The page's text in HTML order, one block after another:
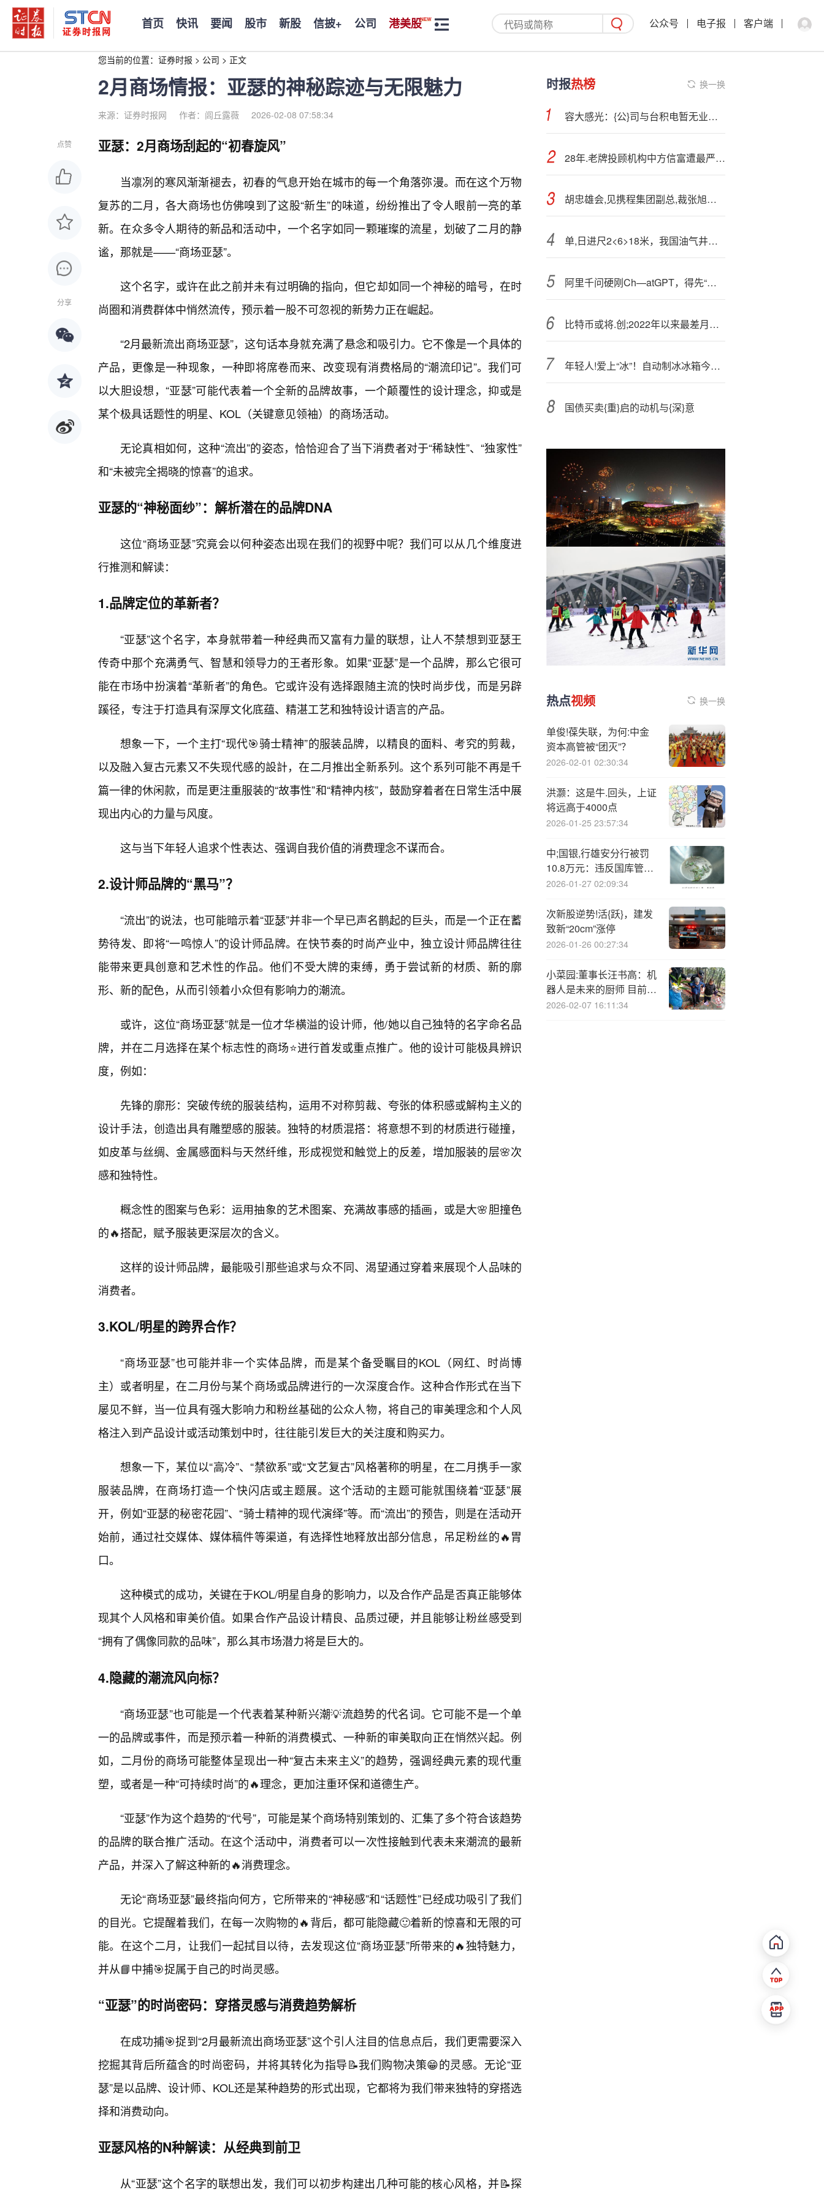
首页 快讯 要闻 股市 新股 信披+ 公司 港美股 公众号 电子报 客户端
您当前的位置： 证券时报 > 公司 > 正文
2月商场情报：亚瑟的神秘踪迹与无限魅力
来源：证券时报网 作者：闾丘露薇 2026-02-08 07:58:34
点赞
分享
亚瑟：2月商场刮起的“初春旋风”
当凛冽的寒风渐渐褪去，初春的气息开始在城市的每一个角落弥漫。而在这个万物
复苏的二月，各大商场也仿佛嗅到了这股“新生”的味道，纷纷推出了令人眼前一亮的革
新。在众多令人期待的新品和活动中，一个名字如同一颗璀璨的流星，划破了二月的静
谧，那就是——“商场亚瑟”。
这个名字，或许在此之前并未有过明确的指向，但它却如同一个神秘的暗号，在时
尚圈和消费群体中悄然流传，预示着一股不可忽视的新势力正在崛起。
“2月最新流出商场亚瑟”，这句话本身就充满了悬念和吸引力。它不像是一个具体的
产品，更像是一种现象，一种即将席卷而来、改变现有消费格局的“潮流印记”。我们可
以大胆设想，“亚瑟”可能代表着一个全新的品牌故事，一个颠覆性的设计理念，抑或是
某个极具话题性的明星、KOL（关键意见领袖）的商场活动。
无论真相如何，这种“流出”的姿态，恰恰迎合了当下消费者对于“稀缺性”、“独家性”
和“未被完全揭晓的惊喜”的追求。
亚瑟的“神秘面纱”：解析潜在的品牌DNA
这位“商场亚瑟”究竟会以何种姿态出现在我们的视野中呢？我们可以从几个维度进
行推测和解读：
1.品牌定位的革新者？
“亚瑟”这个名字，本身就带着一种经典而又富有力量的联想，让人不禁想到亚瑟王
传奇中那个充满勇气、智慧和领导力的王者形象。如果“亚瑟”是一个品牌，那么它很可
能在市场中扮演着“革新者”的角色。它或许没有选择跟随主流的快时尚步伐，而是另辟
蹊径，专注于打造具有深厚文化底蕴、精湛工艺和独特设计语言的产品。
想象一下，一个主打“现代🎯骑士精神”的服装品牌，以精良的面料、考究的剪裁，
以及融入复古元素又不失现代感的設計，在二月推出全新系列。这个系列可能不再是千
篇一律的休闲款，而是更注重服装的“故事性”和“精神内核”，鼓励穿着者在日常生活中展
现出内心的力量与风度。
这与当下年轻人追求个性表达、强调自我价值的消费理念不谋而合。
2.设计师品牌的“黑马”？
“流出”的说法，也可能暗示着“亚瑟”并非一个早已声名鹊起的巨头，而是一个正在蓄
势待发、即将“一鸣惊人”的设计师品牌。在快节奏的时尚产业中，独立设计师品牌往往
能带来更具创意和艺术性的作品。他们不受大牌的束缚，勇于尝试新的材质、新的廓
形、新的配色，从而引领着小众但有影响力的潮流。
或许，这位“商场亚瑟”就是一位才华横溢的设计师，他/她以自己独特的名字命名品
牌，并在二月选择在某个标志性的商场⭐进行首发或重点推广。他的设计可能极具辨识
度，例如：
先锋的廓形：突破传统的服装结构，运用不对称剪裁、夸张的体积感或解构主义的
设计手法，创造出具有雕塑感的服装。独特的材质混搭：将意想不到的材质进行碰撞，
如皮革与丝绸、金属感面料与天然纤维，形成视觉和触觉上的反差，增加服装的层🌸次
感和独特性。
概念性的图案与色彩：运用抽象的艺术图案、充满故事感的插画，或是大🌸胆撞色
的🔥搭配，赋予服装更深层次的含义。
这样的设计师品牌，最能吸引那些追求与众不同、渴望通过穿着来展现个人品味的
消费者。
3.KOL/明星的跨界合作？
“商场亚瑟”也可能并非一个实体品牌，而是某个备受瞩目的KOL（网红、时尚博
主）或者明星，在二月份与某个商场或品牌进行的一次深度合作。这种合作形式在当下
屡见不鲜，当一位具有强大影响力和粉丝基础的公众人物，将自己的审美理念和个人风
格注入到产品设计或活动策划中时，往往能引发巨大的关注度和购买力。
想象一下，某位以“高冷”、“禁欲系”或“文艺复古”风格著称的明星，在二月携手一家
服装品牌，在商场打造一个快闪店或主题展。这个活动的主题可能就围绕着“亚瑟”展
开，例如“亚瑟的秘密花园”、“骑士精神的现代演绎”等。而“流出”的预告，则是在活动开
始前，通过社交媒体、媒体稿件等渠道，有选择性地释放出部分信息，吊足粉丝的🔥胃
口。
这种模式的成功，关键在于KOL/明星自身的影响力，以及合作产品是否真正能够体
现其个人风格和审美价值。如果合作产品设计精良、品质过硬，并且能够让粉丝感受到
“拥有了偶像同款的品味”，那么其市场潜力将是巨大的。
4.隐藏的潮流风向标？
“商场亚瑟”也可能是一个代表着某种新兴潮💡流趋势的代名词。它可能不是一个单
一的品牌或事件，而是预示着一种新的消费模式、一种新的审美取向正在悄然兴起。例
如，二月份的商场可能整体呈现出一种“复古未来主义”的趋势，强调经典元素的现代重
塑，或者是一种“可持续时尚”的🔥理念，更加注重环保和道德生产。
“亚瑟”作为这个趋势的“代号”，可能是某个商场特别策划的、汇集了多个符合该趋势
的品牌的联合推广活动。在这个活动中，消费者可以一次性接触到代表未来潮流的最新
产品，并深入了解这种新的🔥消费理念。
无论“商场亚瑟”最终指向何方，它所带来的“神秘感”和“话题性”已经成功吸引了我们
的目光。它提醒着我们，在每一次购物的🔥背后，都可能隐藏🙂着新的惊喜和无限的可
能。在这个二月，让我们一起拭目以待，去发现这位“商场亚瑟”所带来的🔥独特魅力，
并从📘中捕🎯捉属于自己的时尚灵感。
“亚瑟”的时尚密码：穿搭灵感与消费趋势解析
在成功捕🎯捉到“2月最新流出商场亚瑟”这个引人注目的信息点后，我们更需要深入
挖掘其背后所蕴含的时尚密码，并将其转化为指导📝我们购物决策😁的灵感。无论“亚
瑟”是以品牌、设计师、KOL还是某种趋势的形式出现，它都将为我们带来独特的穿搭选
择和消费动向。
亚瑟风格的N种解读：从经典到前卫
从“亚瑟”这个名字的联想出发，我们可以初步构建出几种可能的核心风格，并📝探
时报热榜 换一换
容大感光：{公}司与台积电暂无业务往来
28年.老牌投顾机构中方信富遭最严罚单
胡忠雄会,见携程集团副总,裁张旭一行
单,日进尺2<6>18米，我国油气井钻探速度创下新纪录
阿里千问硬刚Ch—atGPT，得先“干掉”四个豆包？
比特币或将.创;2022年以来最差月度表现
年轻人!爱上“冰”！自动制冰冰箱今夏销量猛增
国债买卖{重}启的动机与{深}意
热点视频 换一换
单俊!葆失联，为何:中金
资本高管被“团灭”？
2026-02-01 02:30:34
洪灏：这是牛.回头，上证
将远高于4000点
2026-01-25 23:57:34
中;国银,行雄安分行被罚
10.8万元：违反国库管理
规定
2026-01-27 02:09:34
次新股逆势!活{跃}，建发
致新“20cm”涨停
2026-01-26 00:27:34
小菜园:董事长汪书高：机
器人是未来的厨师 目前可
以给炒菜机器人打80分
2026-02-07 16:11:34